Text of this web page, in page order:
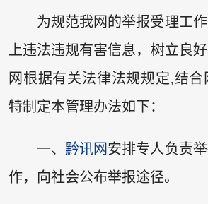
为规范我网的举报受理工
上违法违规有害信息，树立良
网根据有关法律法规规定,结合
特制定本管理办法如下：
一、 黔讯网 安排专人负责
作，向社会公布举报途径。